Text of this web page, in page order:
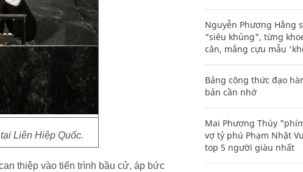
Liên Hiệp Quốc.
thiệp vào tiến trình bầu cử, áp bức
Nguyễn Phương Hằng
"siêu khủng", từng
cân, mắng cựu mẫu
Bảng công thức đạo
bản cần nhớ
Mai Phương Thúy
vợ tỷ phú Phạm Nhật
top 5 người giàu nhất